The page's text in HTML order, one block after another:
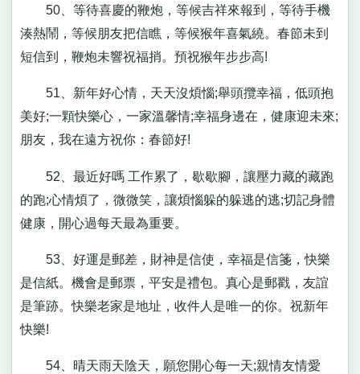
50、等待喜慶的鞭炮，等候吉祥來報到，等待手機
湊熱鬧，等候朋友把信瞧，等候猴年喜氣繞。春節未到
短信到，鞭炮未響祝福捎。預祝猴年步步高!
51、新年好心情，天天沒煩惱;舉頭攬幸福，低頭抱
美好;一顆快樂心，一家溫馨情;幸福身邊在，健康迎未來;
朋友，我在遠方祝你：春節好!
52、最近好嗎 工作累了，歇歇腳，讓壓力藏的藏跑
的跑;心情煩了，微微笑，讓煩惱躲的躲逃的逃;切記身體
健康，開心過每天最為重要。
53、好運是郵差，財神是信使，幸福是信箋，快樂
是信紙。機會是郵票，平安是禮包。真心是郵戳，友誼
是筆跡。快樂老家是地址，收件人是唯一的你。祝新年
快樂!
54、晴天雨天陰天，願您開心每一天;親情友情愛